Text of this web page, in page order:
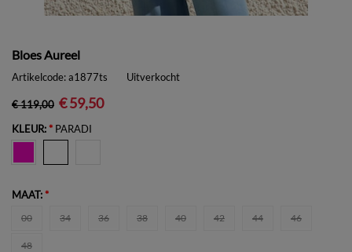
Bloes Aureel
Artikelcode:a1877ts Uitverkocht
€ 119,00 € 59,50
KLEUR:* PARADI
MAAT:*
00 34 36 38 40 42 44 46
48